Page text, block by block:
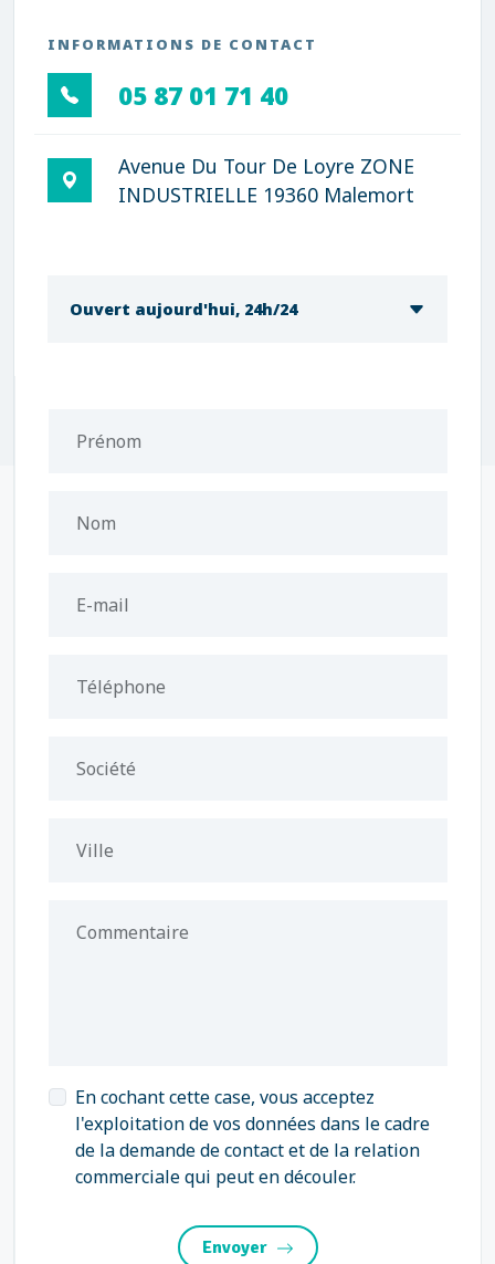
INFORMATIONS DE CONTACT
05 87 01 71 40
Avenue Du Tour De Loyre ZONE
INDUSTRIELLE 19360 Malemort
Ouvert aujourd'hui, 24h/24
Prénom
Nom
E-mail
Téléphone
Société
Ville
Commentaire
En cochant cette case, vous acceptez
l'exploitation de vos données dans le cadre
de la demande de contact et de la relation
commerciale qui peut en découler.
Envoyer